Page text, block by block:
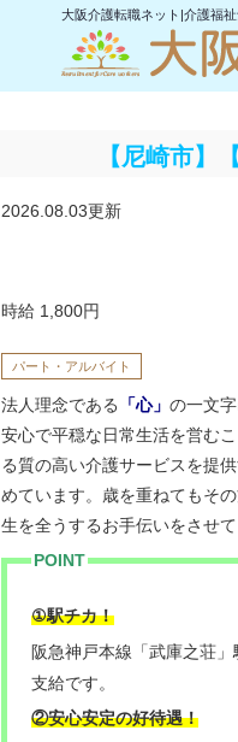
大阪介護転職ネット|介護福
【尼崎市】
2026.08.03更新
時給 1,800円
パート・アルバイト
法人理念である 「心」 の一文
安心で平穏な日常生活を営む
る質の高い介護サービスを提
めています。歳を重ねてもそ
生を全うするお手伝いをさせて
POINT
①駅チカ！
阪急神戸本線「武庫之荘
支給です。
②安心安定の好待遇！